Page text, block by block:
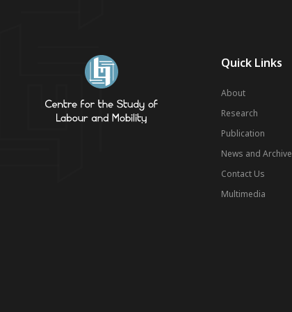
Quick Links
About
Research
Publication
News and Archive
Contact Us
Multimedia